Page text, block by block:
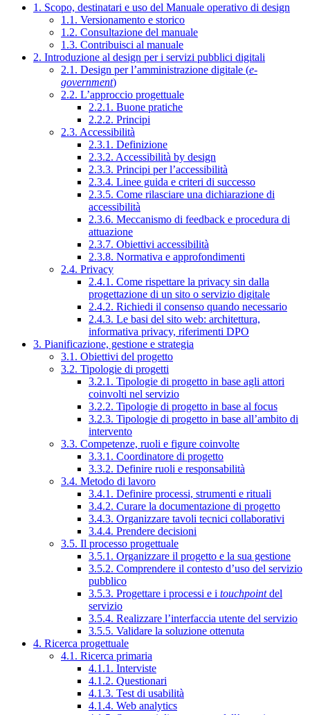
1. Scopo, destinatari e uso del Manuale operativo di design
1.1. Versionamento e storico
1.2. Consultazione del manuale
1.3. Contribuisci al manuale
2. Introduzione al design per i servizi pubblici digitali
2.1. Design per l’amministrazione digitale (e-
government)
2.2. L’approccio progettuale
2.2.1. Buone pratiche
2.2.2. Principi
2.3. Accessibilità
2.3.1. Definizione
2.3.2. Accessibilità by design
2.3.3. Principi per l’accessibilità
2.3.4. Linee guida e criteri di successo
2.3.5. Come rilasciare una dichiarazione di
accessibilità
2.3.6. Meccanismo di feedback e procedura di
attuazione
2.3.7. Obiettivi accessibilità
2.3.8. Normativa e approfondimenti
2.4. Privacy
2.4.1. Come rispettare la privacy sin dalla
progettazione di un sito o servizio digitale
2.4.2. Richiedi il consenso quando necessario
2.4.3. Le basi del sito web: architettura,
informativa privacy, riferimenti DPO
3. Pianificazione, gestione e strategia
3.1. Obiettivi del progetto
3.2. Tipologie di progetti
3.2.1. Tipologie di progetto in base agli attori
coinvolti nel servizio
3.2.2. Tipologie di progetto in base al focus
3.2.3. Tipologie di progetto in base all’ambito di
intervento
3.3. Competenze, ruoli e figure coinvolte
3.3.1. Coordinatore di progetto
3.3.2. Definire ruoli e responsabilità
3.4. Metodo di lavoro
3.4.1. Definire processi, strumenti e rituali
3.4.2. Curare la documentazione di progetto
3.4.3. Organizzare tavoli tecnici collaborativi
3.4.4. Prendere decisioni
3.5. Il processo progettuale
3.5.1. Organizzare il progetto e la sua gestione
3.5.2. Comprendere il contesto d’uso del servizio
pubblico
3.5.3. Progettare i processi e i touchpointdel
servizio
3.5.4. Realizzare l’interfaccia utente del servizio
3.5.5. Validare la soluzione ottenuta
4. Ricerca progettuale
4.1. Ricerca primaria
4.1.1. Interviste
4.1.2. Questionari
4.1.3. Test di usabilità
4.1.4. Web analytics